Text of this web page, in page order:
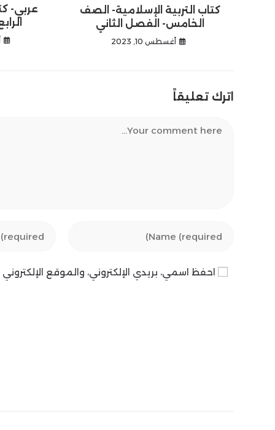
عربي-
كتاب التربية الإسلامية- الصف
الخامس- الفصل الثاني
أغسطس 10, 2023
اترك تعليقاً
your
or
your
addressاحفظ اسمي، بريدي الإلكتروني، والموقع